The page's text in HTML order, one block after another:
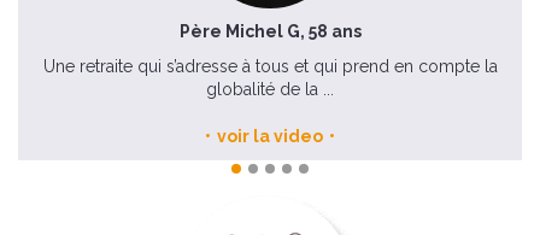
Père Michel G, 58 ans
Une retraite qui s’adresse à tous et qui prend en compte la
globalité de la ...
voir la video